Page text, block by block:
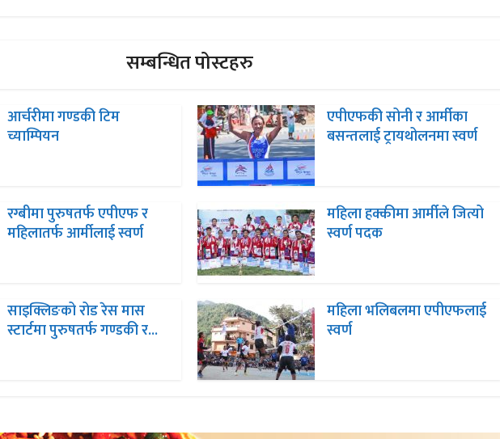
सम्बन्धित पोस्टहरु
आर्चरीमा गण्डकी टिम
च्याम्पियन
एपीएफकी सोनी र आर्मीका
बसन्तलाई ट्रायथोलनमा स्वर्ण
रग्बीमा पुरुषतर्फ एपीएफ र
महिलातर्फ आर्मीलाई स्वर्ण
महिला हक्कीमा आर्मीले जित्यो
स्वर्ण पदक
साइक्लिङको रोड रेस मास
स्टार्टमा पुरुषतर्फ गण्डकी र...
महिला भलिबलमा एपीएफलाई
स्वर्ण